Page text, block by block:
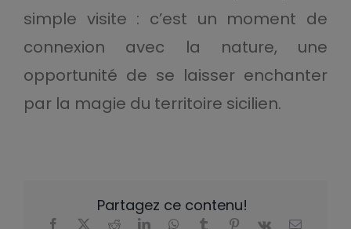
simple visite : c’est un moment de
connexion avec la nature, une
opportunité de se laisser enchanter
par la magie du territoire sicilien.
Partagez ce contenu!